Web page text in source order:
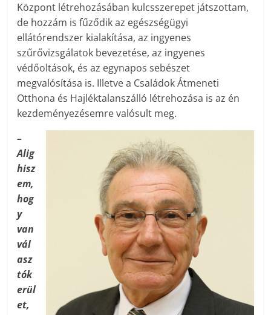
Központ létrehozásában kulcsszerepet játszottam,
de hozzám is fűződik az egészségügyi
ellátórendszer kialakítása, az ingyenes
szűrővizsgálatok bevezetése, az ingyenes
védőoltások, és az egynapos sebészet
megvalósítása is. Illetve a Családok Átmeneti
Otthona és Hajléktalanszálló létrehozása is az én
kezdeményezésemre valósult meg.
–
Alig
hisz
em,
hog
y
van
vál
asz
tók
erül
et,